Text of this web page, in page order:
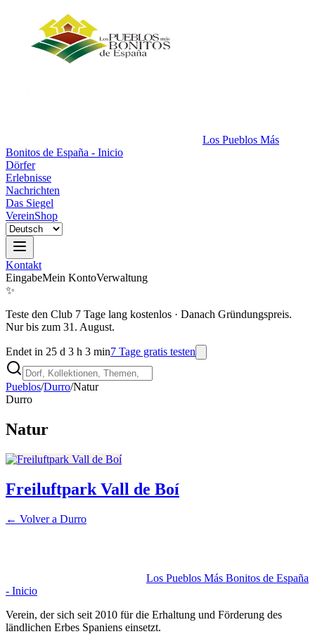
Los Pueblos Más
Bonitos de España - Inicio
Dörfer
Erlebnisse
Nachrichten
Das Siegel
VereinShop
Kontakt
EingabeMein KontoVerwaltung
✨
Teste den Club 7 Tage lang kostenlos · Danach Gründungspreis.
Nur bis zum 31. August.
Endet in 25 d 3 h 3 min7 Tage gratis testen
Pueblos/Durro/Natur
Durro
Natur
Freiluftpark Vall de Boí
← Volver a Durro
Los Pueblos Más Bonitos de España
- Inicio
Verein, der sich seit 2010 für die Erhaltung und Förderung des
ländlichen Erbes Spaniens einsetzt.